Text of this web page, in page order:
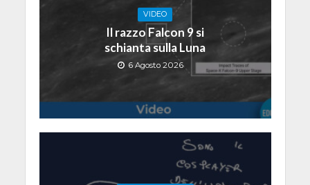
VIDEO
Il razzo Falcon 9 si
schianta sulla Luna
6 Agosto 2026